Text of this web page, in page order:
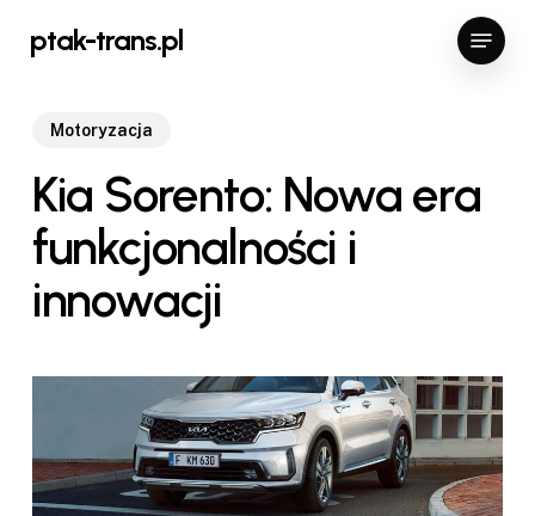
ptak-trans.pl Menu
Motoryzacja
Kia Sorento: Nowa era
funkcjonalności i
innowacji